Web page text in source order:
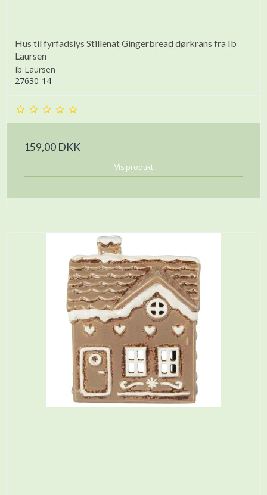
Hus til fyrfadslys Stillenat Gingerbread dørkrans fra Ib
Laursen
Ib Laursen
27630-14
159,00 DKK
Vis produkt